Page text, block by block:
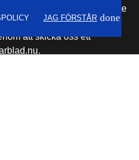
JAG FÖRSTÅR done
Din mejladress delas inte
kan när som helst välja att
att skicka oss ett